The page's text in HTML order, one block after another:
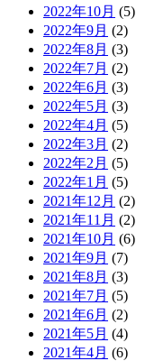
2022年10月 (5)
2022年9月 (2)
2022年8月 (3)
2022年7月 (2)
2022年6月 (3)
2022年5月 (3)
2022年4月 (5)
2022年3月 (2)
2022年2月 (5)
2022年1月 (5)
2021年12月 (2)
2021年11月 (2)
2021年10月 (6)
2021年9月 (7)
2021年8月 (3)
2021年7月 (5)
2021年6月 (2)
2021年5月 (4)
2021年4月 (6)